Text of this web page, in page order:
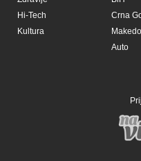
Hi-Tech
Kultura
Crna
Auto